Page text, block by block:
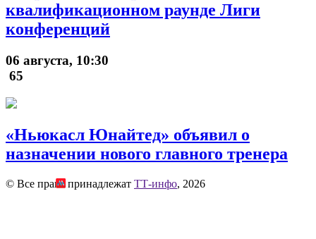
квалификационном раунде Лиги
конференций
06 августа, 10:30
65
«Ньюкасл Юнайтед» объявил о
назначении нового главного тренера
© Все права принадлежат ТТ-инфо, 2026